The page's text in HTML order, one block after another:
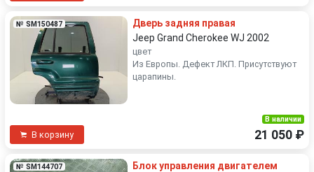
№ SM150487
Дверь задняя правая
Jeep Grand Cherokee WJ 2002
цвет
Из Европы. Дефект ЛКП. Присутствуют
царапины.
В корзину
В наличии
21 050 ₽
№ SM144707
Блок управления двигателем